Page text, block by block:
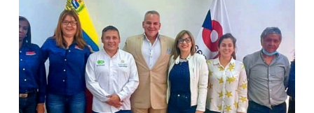
DE
INVESTIGACIÓN
Y
DESARROLLO